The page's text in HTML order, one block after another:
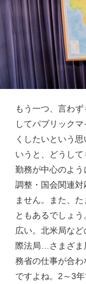
もう一つ、言わ
してパブリック
くしたいという
いうと、どうし
勤務が中心のよ
調整・国会関連
ません。また、
ともあるでしょ
広い。北米局な
際法局…さまざま
務省の仕事が合
ですよね。2～3